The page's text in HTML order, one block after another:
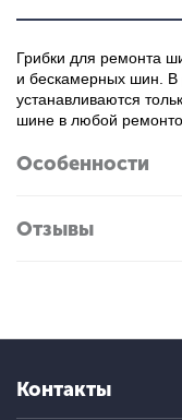
Грибки для ремонта
и бескамерных шин. В
устанавливаются
шине в любой
Особенности
Отзывы
Контакты